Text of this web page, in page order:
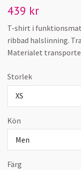
439 kr
T-shirt i
ribbad halslinning.
Materialet
Storlek
XS
Kön
Men
Färg